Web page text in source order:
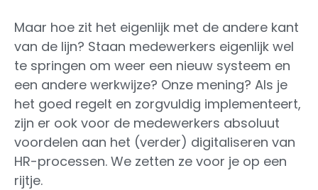
Maar hoe zit het eigenlijk met de andere kant
van de lijn? Staan medewerkers eigenlijk wel
te springen om weer een nieuw systeem en
een andere werkwijze? Onze mening? Als je
het goed regelt en zorgvuldig implementeert,
zijn er ook voor de medewerkers absoluut
voordelen aan het (verder) digitaliseren van
HR-processen. We zetten ze voor je op een
rijtje.